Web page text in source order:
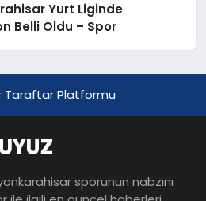
Yurt Liginde
Belli Oldu – Spor
Taraftar Platformu
sporunun nabzını